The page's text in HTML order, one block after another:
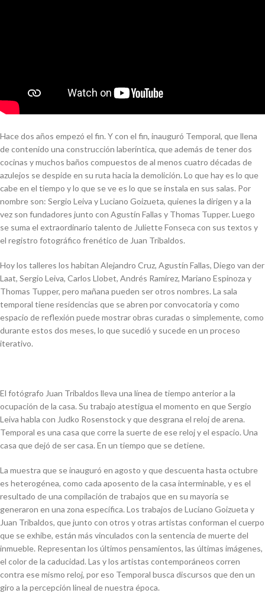
Hace dos años empezó el fin. Y con el fin, inauguró Temporal, que llena
de contenido una construcción laberíntica, que además de tener dos
cocinas y muchos baños compuestos de al menos cuatro décadas de
azulejos se despide en su ruta hacia la demolición. Lo que hay es lo que
cabe en el tiempo y lo que se ve es lo que se instala en sus salas. Por
nombre son: Sergio Leiva y Luciano Goizueta, quienes la dirigen y a la
vez son fundadores junto con Agustín Fallas y Thomas Tupper. Luego
se suma el extraordinario talento de Juliette Fonseca con sus textos y
el registro fotográfico frenético de Juan Tribaldos.
Hoy los talleres los habitan Alejandro Cruz, Agustín Fallas, Diego van der
Laat, Sergio Leiva, Carlos Llobet, Andrés Ramírez, Mariano Espinoza y
Thomas Tupper, pero mañana pueden ser otros nombres. La sala
temporal tiene residencias que se abren por convocatoria y como
espacio de reflexión puede mostrar obras curadas o simplemente, como
durante estos dos meses, lo que sucedió y sucede en un proceso
iterativo.
El fotógrafo Juan Tribaldos lleva una línea de tiempo anterior a la
ocupación de la casa. Su trabajo atestigua el momento en que Sergio
Leiva habla con Judko Rosenstock y que desgrana el reloj de arena.
Temporal es una casa que corre la suerte de ese reloj y el espacio. Una
casa que dejó de ser casa. En un tiempo que se detiene.
La muestra que se inauguró en agosto y que descuenta hasta octubre
es heterogénea, como cada aposento de la casa interminable, y es el
resultado de una compilación de trabajos que en su mayoría se
generaron en una zona específica. Los trabajos de Luciano Goizueta y
Juan Tribaldos, que junto con otros y otras artistas conforman el cuerpo
que se exhibe, están más vinculados con la sentencia de muerte del
inmueble. Representan los últimos pensamientos, las últimas imágenes,
el color de la caducidad. Las y los artistas contemporáneos corren
contra ese mismo reloj, por eso Temporal busca discursos que den un
giro a la percepción lineal de nuestra época.